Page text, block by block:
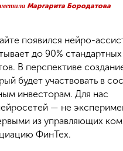
Маргарита Бородатова
появился нейро-
до 90% стандартных
В перспективе
будет участвовать в
инвесторам. Для нас
— не
из управляющих
ФинТех.